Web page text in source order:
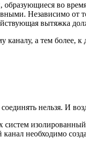
во
Независимо от
вытяжка
а тем более,
нельзя. И
необходимо